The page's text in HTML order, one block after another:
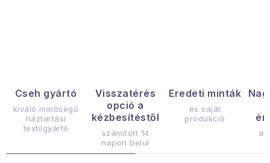
n
Cseh gyártó
kiváló minőségű
háztartási
textilgyártó
Visszatérés
opció a
kézbesítéstől
számított 14
napon belül
Eredeti minták
és saját
produkció